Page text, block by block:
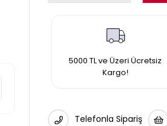
5000 TL ve Üzeri Ücretsiz
Kargo!
Telefonla Sipariş